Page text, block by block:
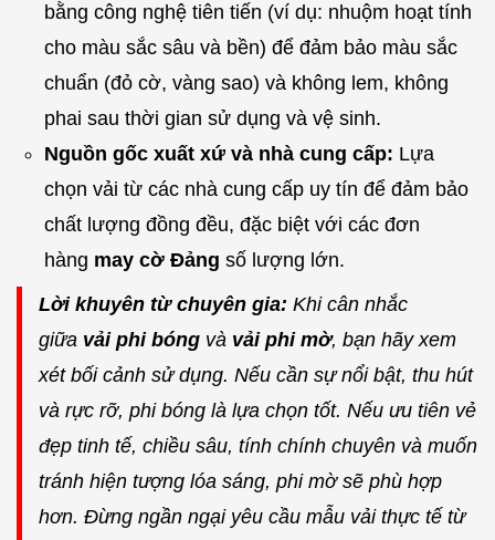
bằng công nghệ tiên tiến (ví dụ: nhuộm hoạt tính
cho màu sắc sâu và bền) để đảm bảo màu sắc
chuẩn (đỏ cờ, vàng sao) và không lem, không
phai sau thời gian sử dụng và vệ sinh.
Nguồn gốc xuất xứ và nhà cung cấp: Lựa
chọn vải từ các nhà cung cấp uy tín để đảm bảo
chất lượng đồng đều, đặc biệt với các đơn
hàng may cờ Đảng số lượng lớn.
Lời khuyên từ chuyên gia: Khi cân nhắc
giữa vải phi bóng và vải phi mờ, bạn hãy xem
xét bối cảnh sử dụng. Nếu cần sự nổi bật, thu hút
và rực rỡ, phi bóng là lựa chọn tốt. Nếu ưu tiên vẻ
đẹp tinh tế, chiều sâu, tính chính chuyên và muốn
tránh hiện tượng lóa sáng, phi mờ sẽ phù hợp
hơn. Đừng ngần ngại yêu cầu mẫu vải thực tế từ